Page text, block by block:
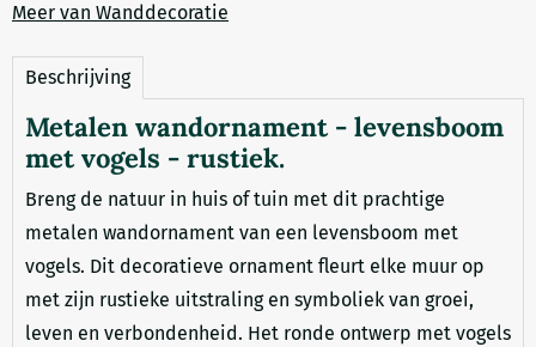
Meer van Wanddecoratie
Beschrijving
Metalen wandornament - levensboom
met vogels - rustiek.
Breng de natuur in huis of tuin met dit prachtige
metalen wandornament van een levensboom met
vogels. Dit decoratieve ornament fleurt elke muur op
met zijn rustieke uitstraling en symboliek van groei,
leven en verbondenheid. Het ronde ontwerp met vogels